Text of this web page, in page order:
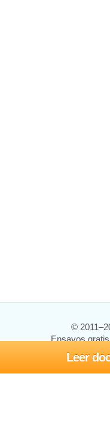
Leer
©
Ensayos